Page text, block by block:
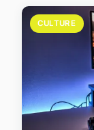
CULTURE